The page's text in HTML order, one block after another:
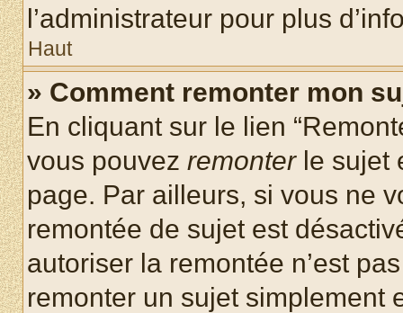
l’administrateur pour plus
Haut
» Comment remonter mon
En cliquant sur le lien
vous pouvez remonterle sujet
page. Par ailleurs, si vous ne
remontée de sujet est
autoriser la remontée n’est
remonter un sujet simplement